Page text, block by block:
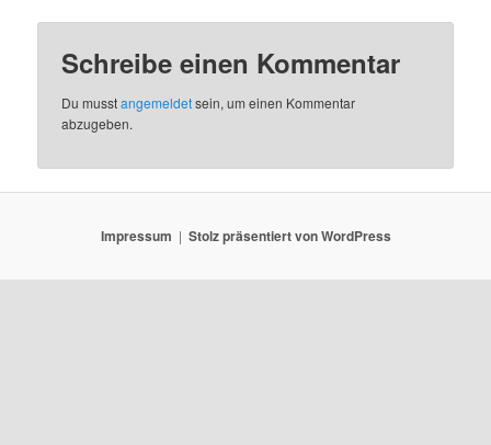
Schreibe einen Kommentar
Du musstangemeldetsein, um einen Kommentar
abzugeben.
Impressum Stolz präsentiert von WordPress